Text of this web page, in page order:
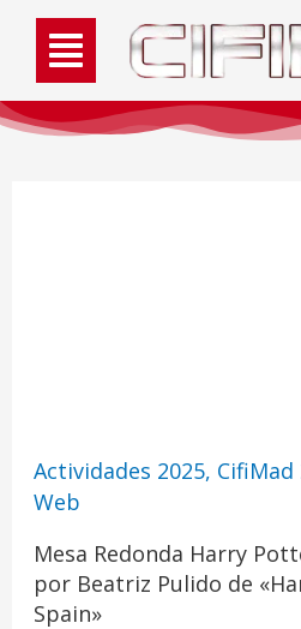
Actividades 2025, CifiMad
Web
Mesa Redonda Harry
por Beatriz Pulido de
Spain»